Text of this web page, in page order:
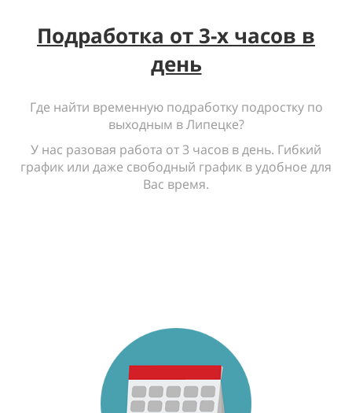
Подработка от 3-х часов в
день
Где найти временную подработку подростку по
выходным в Липецке?
У нас разовая работа от 3 часов в день. Гибкий
график или даже свободный график в удобное для
Вас время.